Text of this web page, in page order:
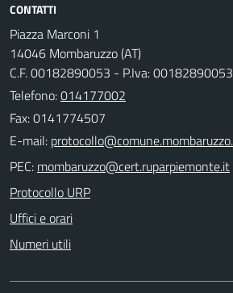
CONTATTI
Piazza Marconi 1
14046 Mombaruzzo (AT)
C.F. 00182890053 - P.Iva: 00182890053
Telefono:014177002
Fax: 0141774507
E-mail:
PEC:
Protocollo URP
Uffici e orari
Numeri utili